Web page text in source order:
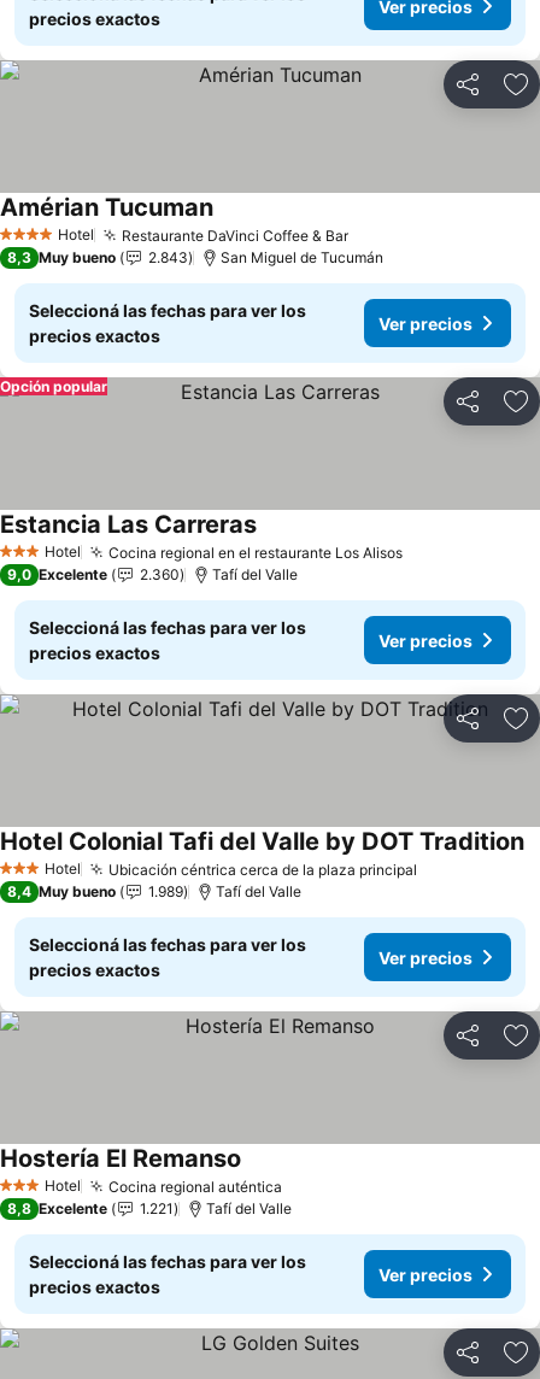
precios exactos
Ver precios
Compartir
4 EstrellasHotel Restaurante DaVinci Coffee & BarVer precios
Amérian TucumanVer precios
8,3 Muy bueno 2.843 San Miguel de Tucumán
Seleccioná las fechas para ver los
precios exactos
Ver precios
Compartir
Opción popular
3 Estrellas
Hotel Cocina regional en el restaurante Los AlisosVer precios
Estancia Las CarrerasVer precios
9,0 Excelente 2.360 Tafí del Valle
Seleccioná las fechas para ver los
precios exactos
Ver precios
Compartir
3 Estrellas
Hotel Ubicación céntrica cerca de la plaza principal
Hotel Colonial Tafi del Valle by DOT Tradition
8,4 Muy bueno 1.989 Tafí del Valle
Seleccioná las fechas para ver los
precios exactos
Ver precios
Compartir
3 Estrellas
Hotel Cocina regional auténtica
Hostería El Remanso
8,8 Excelente 1.221 Tafí del Valle
Seleccioná las fechas para ver los
precios exactos
Ver precios
Compartir